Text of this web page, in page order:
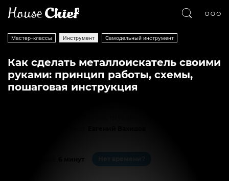
Мастер-классы Инструмент Самодельный инструмент
Как сделать металлоискатель своими
руками: принцип работы, схемы,
пошаговая инструкция